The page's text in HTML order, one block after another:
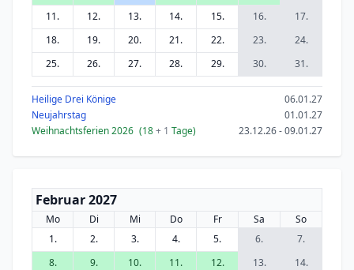
11.
12. 13. 14. 15. 16.
17.
18.
19. 20. 21. 22. 23.
24.
25.
26. 27. 28. 29. 30. 31.
Heilige Drei Könige
06.01.27
Neujahrstag
01.01.27
Weihnachtsferien 2026 (18+ 1 Tage) 23.12.26 - 09.01.27
Februar 2027
Mo Di Mi Do Fr Sa
So
1.
2. 3. 4. 5. 6.
7.
8.
9. 10. 11. 12. 13.
14.